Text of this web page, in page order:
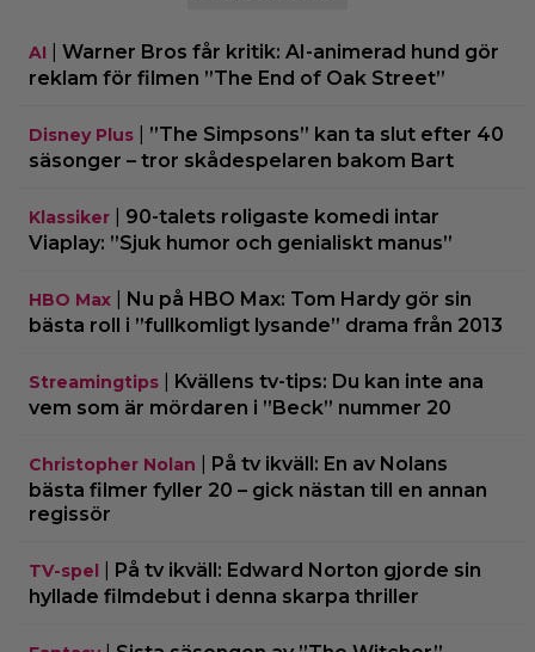
AI
Warner Bros får kritik: AI-animerad hund gör
reklam för filmen ”The End of Oak Street”
Disney Plus
”The Simpsons” kan ta slut efter 40
säsonger – tror skådespelaren bakom Bart
Klassiker
90-talets roligaste komedi intar
Viaplay: ”Sjuk humor och genialiskt manus”
HBO Max
Nu på HBO Max: Tom Hardy gör sin
bästa roll i ”fullkomligt lysande” drama från 2013
Streamingtips
Kvällens tv-tips: Du kan inte ana
vem som är mördaren i ”Beck” nummer 20
Christopher Nolan
På tv ikväll: En av Nolans
bästa filmer fyller 20 – gick nästan till en annan
regissör
TV-spel
På tv ikväll: Edward Norton gjorde sin
hyllade filmdebut i denna skarpa thriller